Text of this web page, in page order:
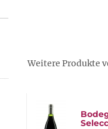
Weitere Produkte